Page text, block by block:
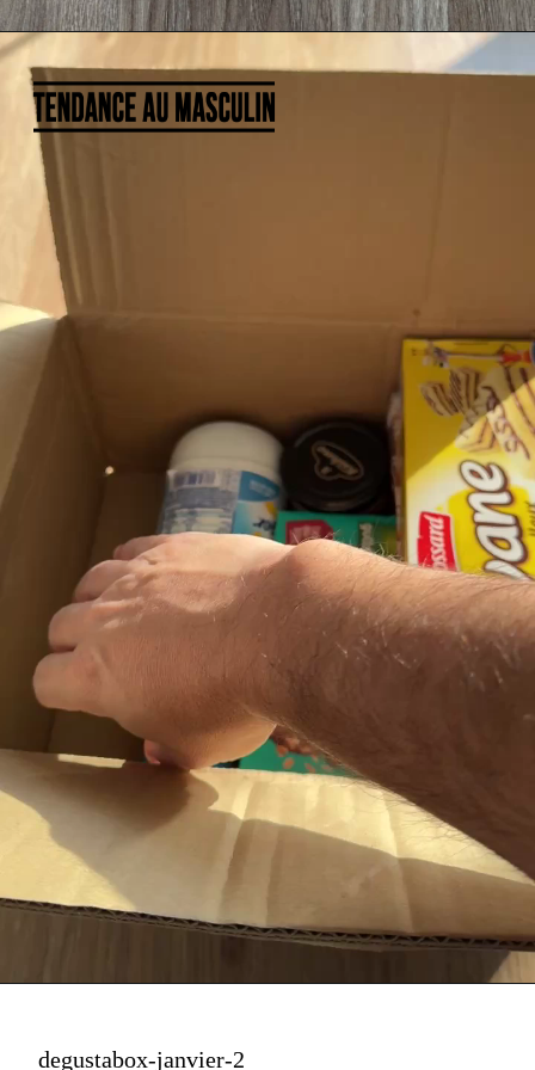
degustabox-janvier-2